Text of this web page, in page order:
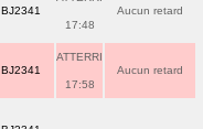
BJ2341
17:48
Aucun retard
BJ2341
ATTERRI
17:58
Aucun retard